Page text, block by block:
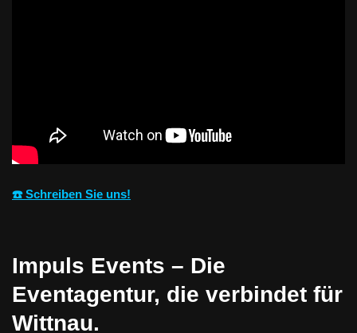
☎️ Schreiben Sie uns!
Impuls Events – Die
Eventagentur, die verbindet für
Wittnau.